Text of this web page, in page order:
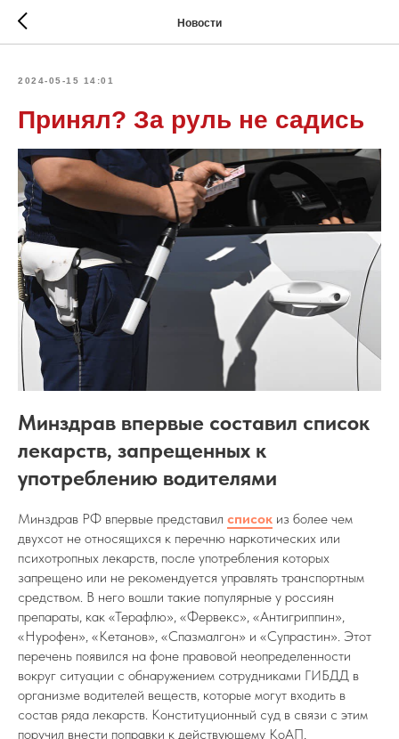
Новости
2024-05-15 14:01
Принял? За руль не садись
Минздрав впервые составил список
лекарств, запрещенных к
употреблению водителями
Минздрав РФ впервые представил список из более чем
двухсот не относящихся к перечню наркотических или
психотропных лекарств, после употребления которых
запрещено или не рекомендуется управлять транспортным
средством. В него вошли такие популярные у россиян
препараты, как «Терафлю», «Фервекс», «Антигриппин»,
«Нурофен», «Кетанов», «Спазмалгон» и «Супрастин». Этот
перечень появился на фоне правовой неопределенности
вокруг ситуации с обнаружением сотрудниками ГИБДД в
организме водителей веществ, которые могут входить в
состав ряда лекарств. Конституционный суд в связи с этим
поручил внести поправки к действующему КоАП,